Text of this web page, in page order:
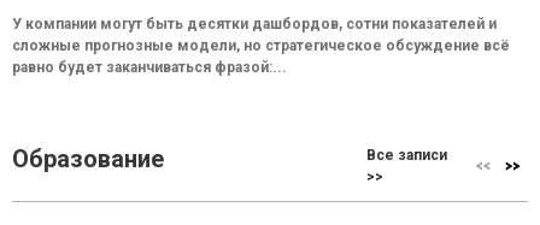
У компании могут быть десятки дашбордов, сотни показателей и
сложные прогнозные модели, но стратегическое обсуждение всё
равно будет заканчиваться фразой:...
Образование
Все записи
>>